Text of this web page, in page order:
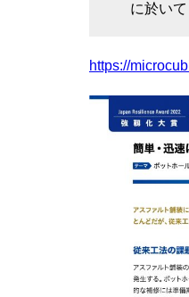
に於いて
https://